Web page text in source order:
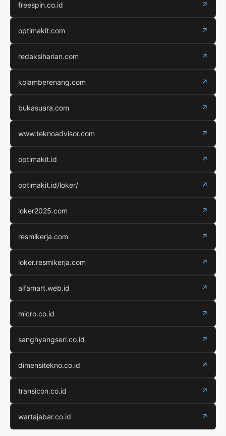
freespin.co.id ↗
optimakit.com ↗
redaksiharian.com ↗
kolamberenang.com ↗
bukasuara.com ↗
www.teknoadvisor.com ↗
optimakit.id ↗
optimakit.id/loker/ ↗
loker2025.com ↗
resmikerja.com ↗
loker.resmikerja.com ↗
alfamart.web.id ↗
micro.co.id ↗
sanghyangseri.co.id ↗
dimensitekno.co.id ↗
transicon.co.id ↗
wartajabar.co.id ↗